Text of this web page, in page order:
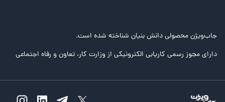
جاب‌ویژن محصولی دانش بنیان شناخته شده است.
دارای مجوز رسمی کاریابی الکترونیکی از وزارت کار، تعاون و رفاه اجتماعی